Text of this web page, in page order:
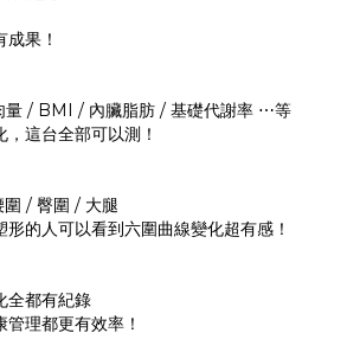
果！
量 / BMI / 內臟脂肪 / 基礎代謝率 ⋯等
這台全部可以測！
/ 臀圍 / 大腿
的人可以看到六圍曲線變化超有感！
全都有紀錄
理都更有效率！